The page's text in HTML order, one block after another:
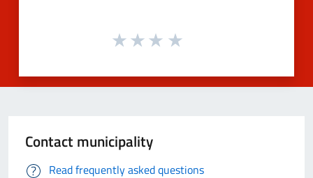
Contact municipality
Read frequently asked questions